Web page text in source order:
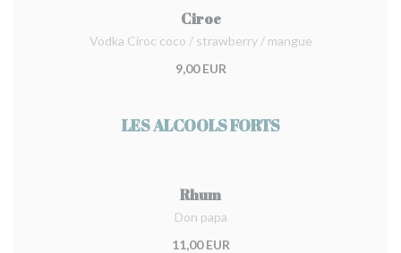
Ciroc
Vodka Ciroc coco / strawberry / mangue
9,00 EUR
LES ALCOOLS FORTS
Rhum
Don papa
11,00 EUR